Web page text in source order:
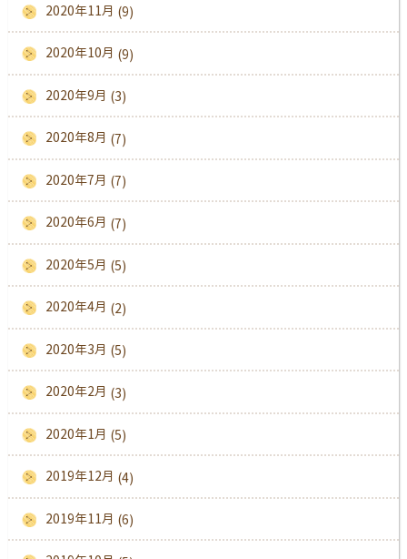
2020年11月 (9)
2020年10月 (9)
2020年9月 (3)
2020年8月 (7)
2020年7月 (7)
2020年6月 (7)
2020年5月 (5)
2020年4月 (2)
2020年3月 (5)
2020年2月 (3)
2020年1月 (5)
2019年12月 (4)
2019年11月 (6)